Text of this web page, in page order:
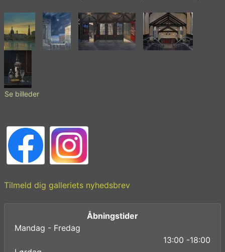
Se billeder
Tilmeld dig galleriets nyhedsbrev
Åbningstider
Mandag - Fredag
13:00 -18:00